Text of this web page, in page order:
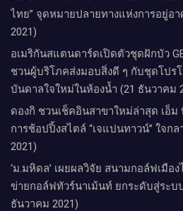
ไทย” จุดหมายปลายทางแห่งการอยู่อ
2021)
อเมริกันสแตนดาร์ดเปิดตัวชุดฝักบัว
ชวนผู้บริโภคส่งมอบสิ่งดี ๆ กับชุดโปรโ
บันดาลใจใหม่ในห้องน้ำ (21 ธันวาคม
ดองกิ ชวนเช็คอินสาขาใหม่ล่าสุด เอ็
การช้อปปิ้งสไตล์ “เจแปนทาวน์” ใจกล
2021)
‘ม.มหิดล’ เผยผลวิจัย สนามกอล์ฟเมือง
ข่ายกอล์ฟทัวร์นาเม้นท์ ยกระดับสู่ระบ
ธันวาคม 2021)